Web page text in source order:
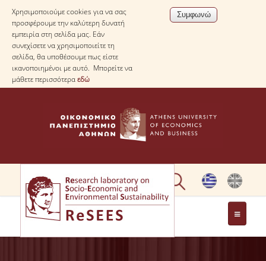
Χρησιμοποιούμε cookies για να σας
προσφέρουμε την καλύτερη δυνατή
εμπειρία στη σελίδα μας. Εάν
συνεχίσετε να χρησιμοποιείτε τη
σελίδα, θα υποθέσουμε πως είστε
ικανοποιημένοι με αυτό. Μπορείτε να
μάθετε περισσότεραεδώ
ΣΧΕΤΙΚΑ